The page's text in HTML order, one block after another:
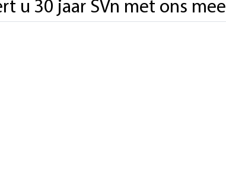
u 30 jaar SVn met ons mee